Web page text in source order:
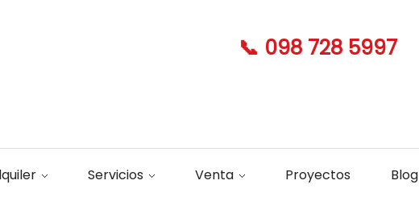
📞 098 728 5997
Servicios Venta Proyectos Blog